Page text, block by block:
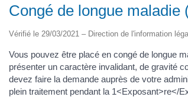
Congé de longue
Vérifié le 29/03/2021 – Direction de l'information
Vous pouvez être placé en congé de longue
présenter un caractère invalidant, de gravité
devez faire la demande auprès de votre
plein traitement pendant la 1<Exposant>re</